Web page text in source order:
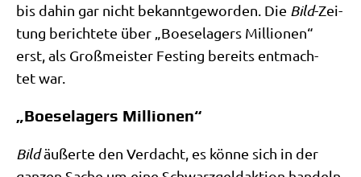
bis dahin gar nicht bekannt­ge­wor­den. Die Bild-Zei­
tung berich­te­te über „Boe­se­la­gers Mil­lio­nen“
erst, als Groß­mei­ster Fest­ing bereits ent­mach­
tet war.
„Boeselagers Millionen“
Bildäußer­te den Ver­dacht, es kön­ne sich in der